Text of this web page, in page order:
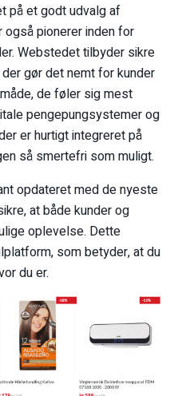
på et godt udvalg af
pionerer inden for
Webstedet tilbyder sikre
gør det nemt for kunder
de føler sig mest
pengepungsystemer og
er hurtigt integreret på
så smertefri som muligt.
opdateret med de nyeste
at både kunder og
oplevelse. Dette
som betyder, at du
du er.